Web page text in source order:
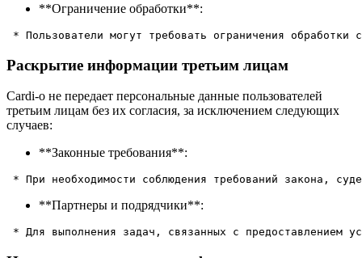
**Ограничение обработки**:
Раскрытие информации третьим лицам
Cardi-o не передает персональные данные пользователей
третьим лицам без их согласия, за исключением следующих
случаев:
**Законные требования**:
**Партнеры и подрядчики**: